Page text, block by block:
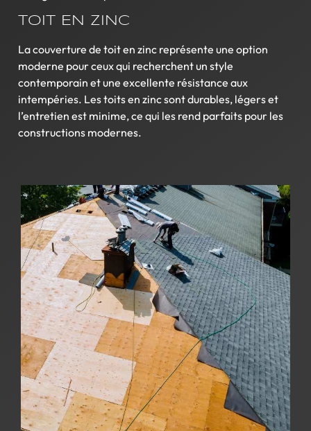
TOIT EN ZINC
La couverture de toit en zinc représente une option
moderne pour ceux qui recherchent un style
contemporain et une excellente résistance aux
intempéries. Les toits en zinc sont durables, légers et
l’entretien est minime, ce qui les rend parfaits pour les
constructions modernes.